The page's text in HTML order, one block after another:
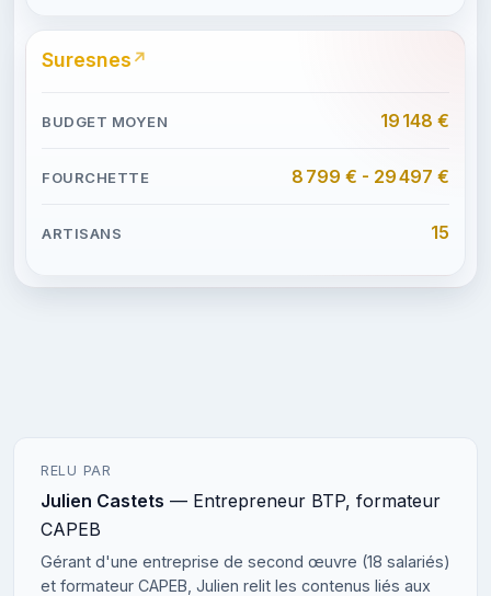
Suresnes
19 148 €
8 799 € - 29 497 €
15
RELU PAR
Julien Castets — Entrepreneur BTP, formateur
CAPEB
Gérant d'une entreprise de second œuvre (18 salariés)
et formateur CAPEB, Julien relit les contenus liés aux